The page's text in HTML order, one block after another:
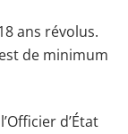
ans révolus.
de minimum
d’État